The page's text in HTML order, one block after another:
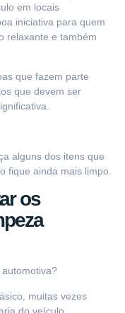
em locais
iniciativa para quem
relaxante e também
que fazem parte
que devem ser
alguns dos itens que
fique ainda mais limpo.
os
muitas vezes
do veículo.